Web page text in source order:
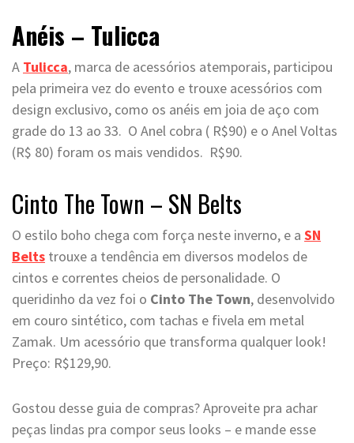
Anéis – Tulicca
A Tulicca, marca de acessórios atemporais, participou
pela primeira vez do evento e trouxe acessórios com
design exclusivo, como os anéis em joia de aço com
grade do 13 ao 33. O Anel cobra ( R$90) e o Anel Voltas
(R$ 80) foram os mais vendidos. R$90.
Cinto The Town – SN Belts
O estilo boho chega com força neste inverno, e a SN
Belts trouxe a tendência em diversos modelos de
cintos e correntes cheios de personalidade. O
queridinho da vez foi o Cinto The Town, desenvolvido
em couro sintético, com tachas e fivela em metal
Zamak. Um acessório que transforma qualquer look!
Preço: R$129,90.
Gostou desse guia de compras? Aproveite pra achar
peças lindas pra compor seus looks – e mande esse